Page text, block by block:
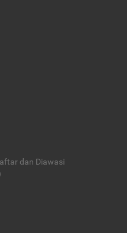
dan Diawasi